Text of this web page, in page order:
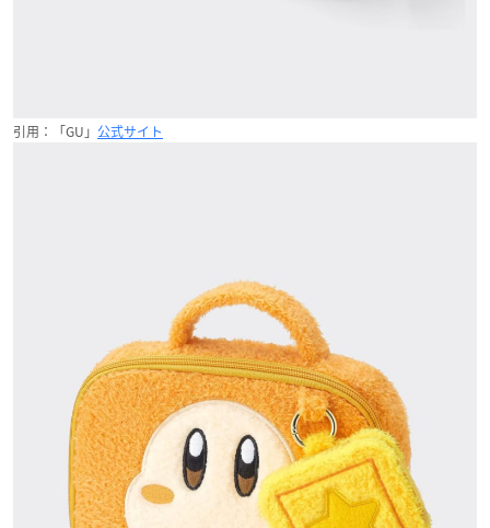
引用：「GU」 公式サイト